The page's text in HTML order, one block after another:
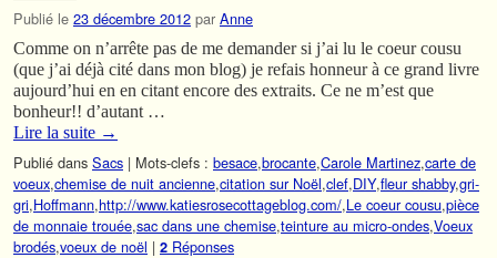
Publié le 23 décembre 2012 par Anne
Comme on n’arrête pas de me demander si j’ai lu le coeur cousu
(que j’ai déjà cité dans mon blog) je refais honneur à ce grand livre
aujourd’hui en en citant encore des extraits. Ce ne m’est que
bonheur!! d’autant …
Lire la suite →
Publié dans Sacs | Mots-clefs : besace,brocante,Carole Martinez,carte de
voeux,chemise de nuit ancienne,citation sur Noël,clef,DIY,fleur shabby,gri-
gri,Hoffmann,http://www.katiesrosecottageblog.com/,Le coeur cousu,pièce
de monnaie trouée,sac dans une chemise,teinture au micro-ondes,Voeux
brodés,voeux de noël | 2 Réponses